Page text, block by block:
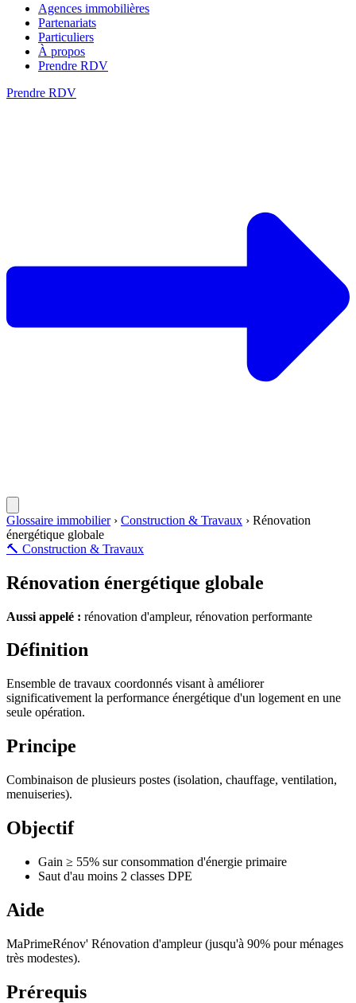
Agences immobilières
Partenariats
Particuliers
À propos
Prendre RDV
Prendre RDV
Glossaire immobilier› Construction & Travaux › Rénovation
énergétique globale
🔨 Construction & Travaux
Rénovation énergétique globale
Aussi appelé : rénovation d'ampleur, rénovation performante
Définition
Ensemble de travaux coordonnés visant à améliorer
significativement la performance énergétique d'un logement en une
seule opération.
Principe
Combinaison de plusieurs postes (isolation, chauffage, ventilation,
menuiseries).
Objectif
Gain ≥ 55% sur consommation d'énergie primaire
Saut d'au moins 2 classes DPE
Aide
MaPrimeRénov' Rénovation d'ampleur (jusqu'à 90% pour ménages
très modestes).
Prérequis